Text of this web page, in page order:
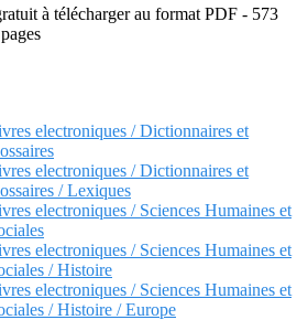
à télécharger au format PDF - 573
electroniques / Dictionnaires et
electroniques / Dictionnaires et
/ Lexiques
electroniques / Sciences Humaines et
electroniques / Sciences Humaines et
/ Histoire
electroniques / Sciences Humaines et
/ Histoire / Europe